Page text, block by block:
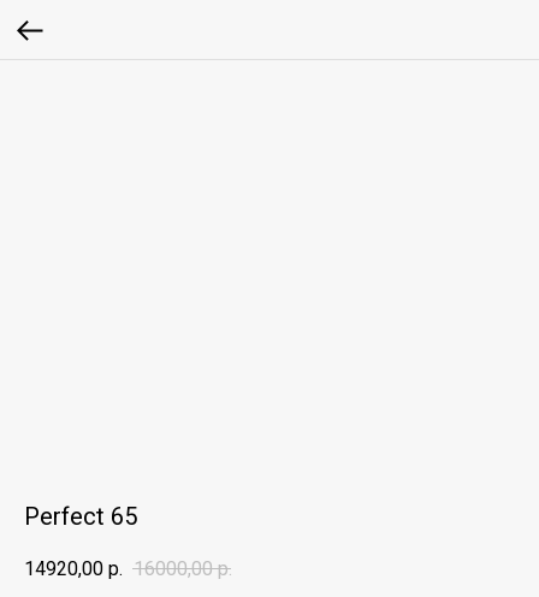
Perfect 65
14920,00 р. 16000,00 р.